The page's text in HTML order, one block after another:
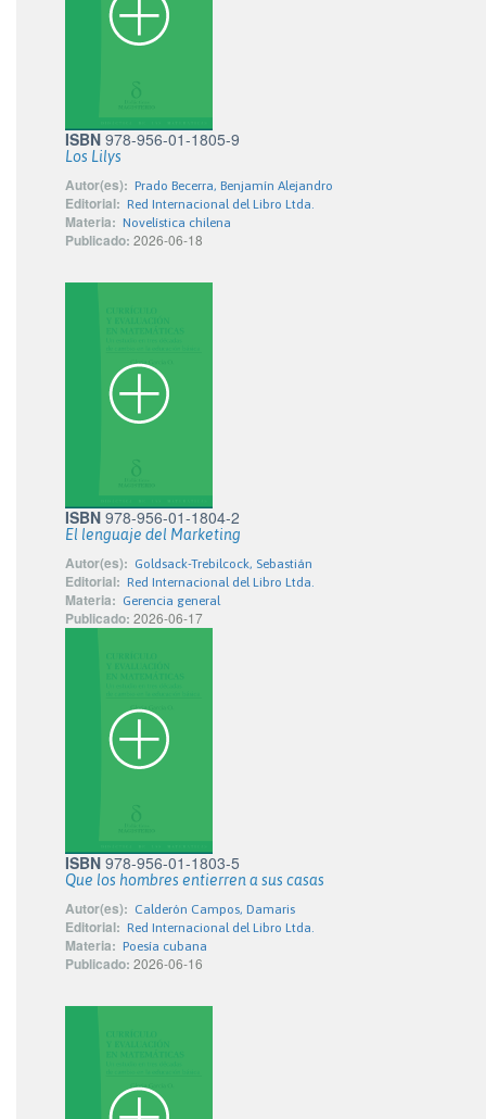
ISBN 978-956-01-1805-9
Los Lilys
Autor(es): Prado Becerra, Benjamín Alejandro
Editorial: Red Internacional del Libro Ltda.
Materia: Novelística chilena
Publicado: 2026-06-18
ISBN 978-956-01-1804-2
El lenguaje del Marketing
Autor(es): Goldsack-Trebilcock, Sebastián
Editorial: Red Internacional del Libro Ltda.
Materia: Gerencia general
Publicado: 2026-06-17
ISBN 978-956-01-1803-5
Que los hombres entierren a sus casas
Autor(es): Calderón Campos, Damaris
Editorial: Red Internacional del Libro Ltda.
Materia: Poesía cubana
Publicado: 2026-06-16